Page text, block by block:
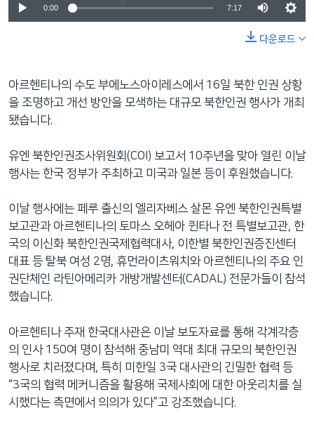
0:00 7:17
다운로드
아르헨티나의 수도 부에노스아이레스에서 16일 북한 인권 상황
을 조명하고 개선 방안을 모색하는 대규모 북한인권 행사가 개최
됐습니다.
유엔 북한인권조사위원회(COI) 보고서 10주년을 맞아 열린 이날
행사는 한국 정부가 주최하고 미국과 일본 등이 후원했습니다.
이날 행사에는 페루 출신의 엘리자베스 살몬 유엔 북한인권특별
보고관과 아르헨티나의 토마스 오헤아 퀸타나 전 특별보고관, 한
국의 이신화 북한인권국제협력대사, 이한별 북한인권증진센터
대표 등 탈북 여성 2명, 휴먼라이츠워치와 아르헨티나의 주요 인
권단체인 라틴아메리카 개방개발센터(CADAL) 전문가들이 참석
했습니다.
아르헨티나 주재 한국대사관은 이날 보도자료를 통해 각계각층
의 인사 150여 명이 참석해 중남미 역대 최대 규모의 북한인권
행사로 치러졌다며, 특히 미한일 3국 대사관의 긴밀한 협력 등
“3국의 협력 메커니즘을 활용해 국제사회에 대한 아웃리치를 실
시했다는 측면에서 의의가 있다”고 강조했습니다.